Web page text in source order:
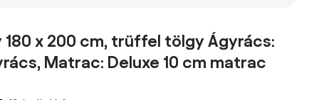
Léces ágyrács,
Matrac: Coco
ágyrács,
Matrac: Matrac
Lamellás
ágyrács,
180 x 200 cm, trüffel tölgy Ágyrács:
Matrac: Deluxe 10 cm matrac